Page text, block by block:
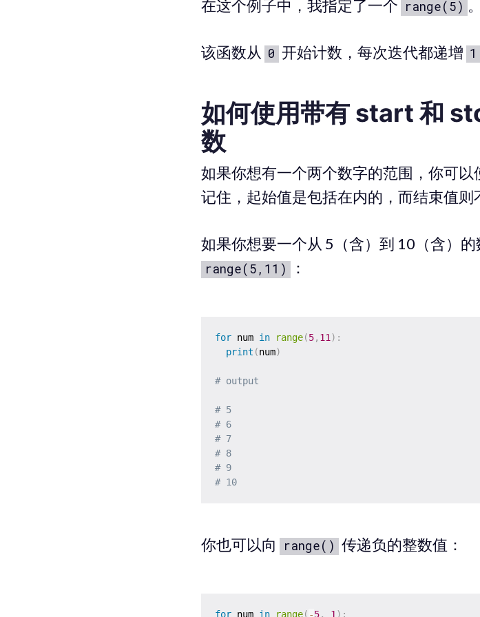
在这个例子中，我指定了一个 range(5) 。
该函数从 0 开始计数，每次迭代都递增 1
如何使用带有 start 和
数
如果你想有一个两个数字的范围，你可
记住，起始值是包括在内的，而结束值则
如果你想要一个从 5（含）到 10（含）
range(5,11) ：
for num in range(5, 11 ) :
print (num)
# output
# 5
# 6
# 7
# 8
# 9
# 10
你也可以向 range() 传递负的整数值：
for num in range( -5, 1 ) :